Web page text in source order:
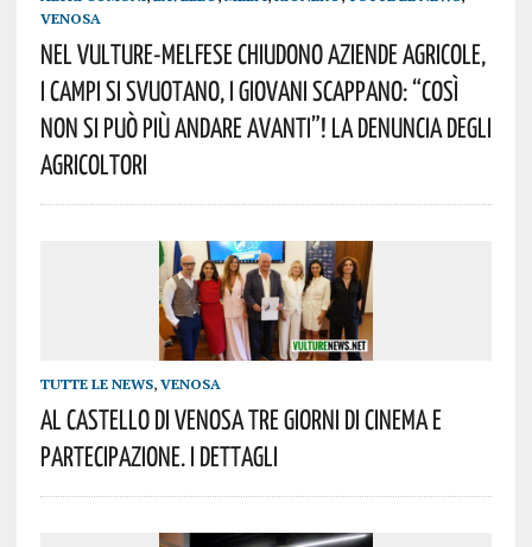
VENOSA
Nel Vulture-Melfese Chiudono Aziende Agricole,
I Campi Si Svuotano, I Giovani Scappano: “Così
Non Si Può Più Andare Avanti”! La Denuncia Degli
Agricoltori
TUTTE LE NEWS, VENOSA
Al Castello Di Venosa Tre Giorni Di Cinema E
Partecipazione. I Dettagli